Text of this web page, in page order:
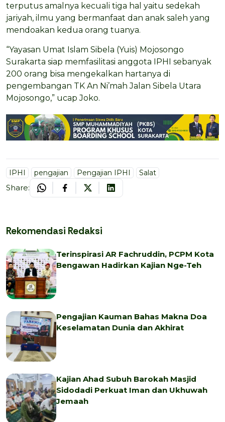
terputus amalnya kecuali tiga hal yaitu sedekah
jariyah, ilmu yang bermanfaat dan anak saleh yang
mendoakan kedua orang tuanya.
“Yayasan Umat Islam Sibela (Yuis) Mojosongo
Surakarta siap memfasilitasi anggota IPHI sebanyak
200 orang bisa mengekalkan hartanya di
pengembangan TK An Ni’mah Jalan Sibela Utara
Mojosongo,” ucap Joko.
IPHI pengajian Pengajian IPHI Salat
Share:
Rekomendasi Redaksi
Terinspirasi AR Fachruddin, PCPM Kota
Bengawan Hadirkan Kajian Nge-Teh
Pengajian Kauman Bahas Makna Doa
Keselamatan Dunia dan Akhirat
Kajian Ahad Subuh Barokah Masjid
Sidodadi Perkuat Iman dan Ukhuwah
Jemaah